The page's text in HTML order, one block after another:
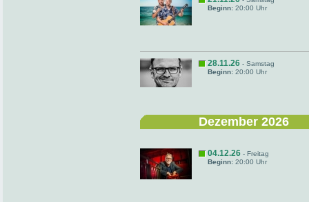
Beginn: 20:00 Uhr
28.11.26 - Samstag
Beginn: 20:00 Uhr
Dezember 2026
04.12.26 - Freitag
Beginn: 20:00 Uhr